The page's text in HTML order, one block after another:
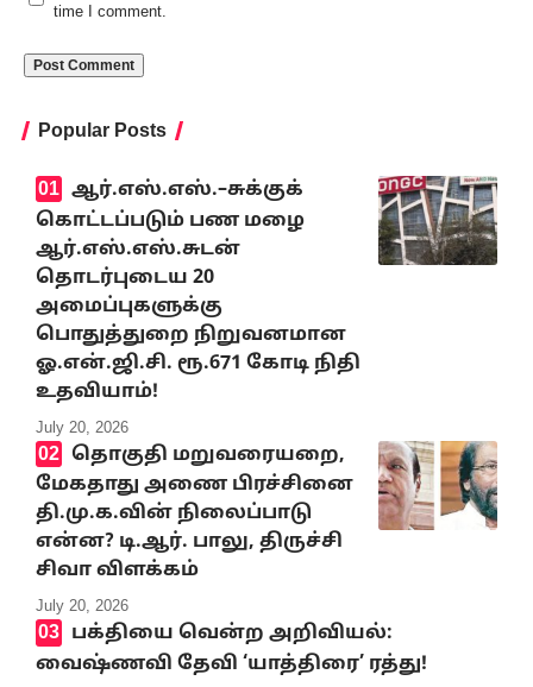
time I comment.
Popular Posts
ஆர்.எஸ்.எஸ்.–சுக்குக்
கொட்டப்படும் பண மழை
ஆர்.எஸ்.எஸ்.சுடன்
தொடர்புடைய 20
அமைப்புகளுக்கு
பொதுத்துறை நிறுவனமான
ஓ.என்.ஜி.சி. ரூ.671 கோடி நிதி
உதவியாம்!
July 20, 2026
தொகுதி மறுவரையறை,
மேகதாது அணை பிரச்சினை
தி.மு.க.வின் நிலைப்பாடு
என்ன? டி.ஆர். பாலு, திருச்சி
சிவா விளக்கம்
July 20, 2026
பக்தியை வென்ற அறிவியல்:
வைஷ்ணவி தேவி ‘யாத்திரை’ ரத்து!